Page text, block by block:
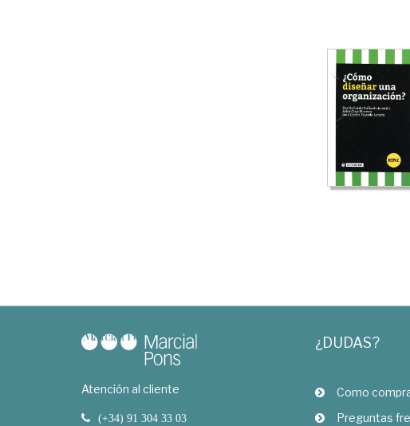
Atención al cliente
(+34) 91 304 33 03
¿DUDAS?
Como
Preguntas